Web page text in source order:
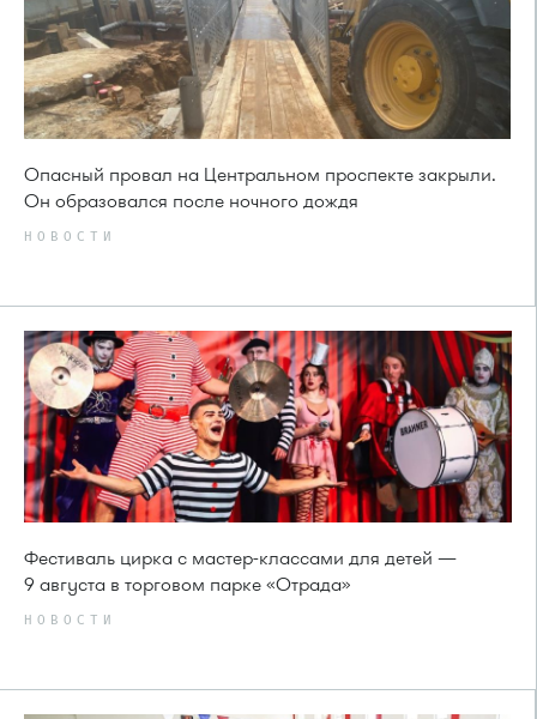
Опасный провал на Центральном проспекте закрыли.
Он образовался после ночного дождя
НОВОСТИ
Фестиваль цирка с мастер-классами для детей —
9 августа в торговом парке «Отрада»
НОВОСТИ